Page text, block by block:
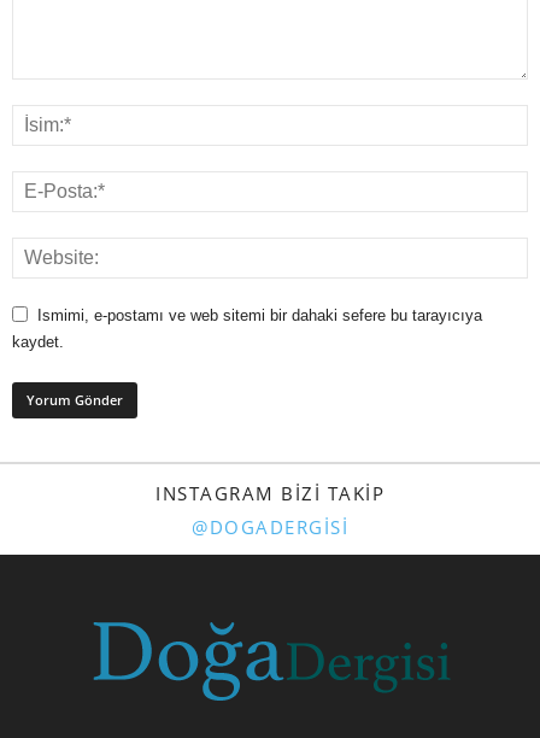
Ismimi, e-postamı ve web sitemi bir dahaki sefere bu tarayıcıya
kaydet.
INSTAGRAM BIZI TAKIP
@DOGADERGISI